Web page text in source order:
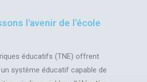
l'avenir de l’école
éducatifs (TNE) offrent
système éducatif capable de